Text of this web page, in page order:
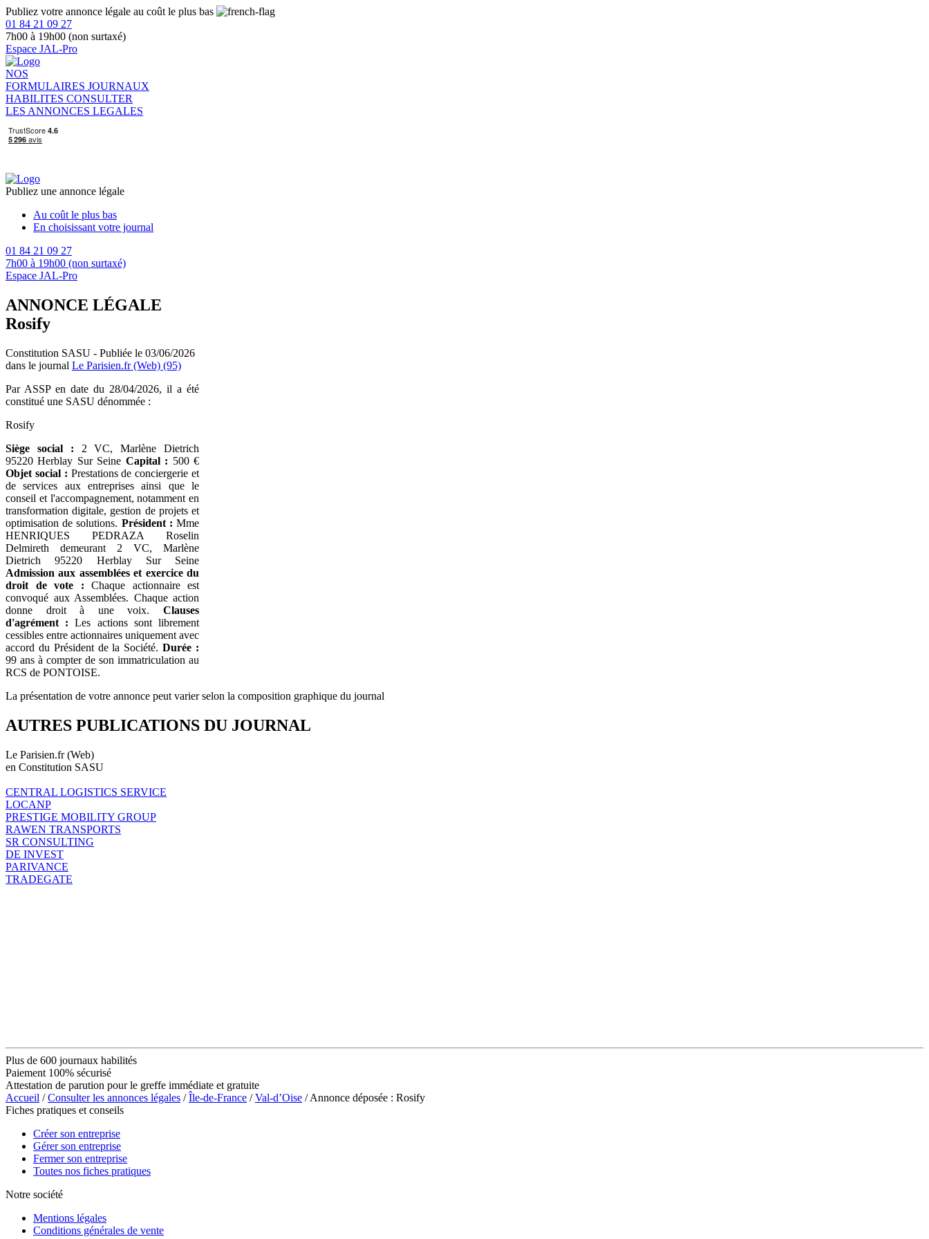
Publiez votre annonce légale au coût le plus bas
01 84 21 09 27
7h00 à 19h00 (non surtaxé)
Espace JAL-Pro
NOS
FORMULAIRES JOURNAUX
HABILITES CONSULTER
LES ANNONCES LEGALES
Publiez une annonce légale
Au coût le plus bas
En choisissant votre journal
01 84 21 09 27
7h00 à 19h00 (non surtaxé)
Espace JAL-Pro
ANNONCE LÉGALE
Rosify
Constitution SASU - Publiée le 03/06/2026
dans le journal Le Parisien.fr (Web) (95)
Par ASSP en date du 28/04/2026, il a été
constitué une SASU dénommée :
Rosify
Siège social : 2 VC, Marlène Dietrich
95220 Herblay Sur Seine Capital : 500 €
Objet social : Prestations de conciergerie et
de services aux entreprises ainsi que le
conseil et l'accompagnement, notamment en
transformation digitale, gestion de projets et
optimisation de solutions. Président : Mme
HENRIQUES PEDRAZA Roselin
Delmireth demeurant 2 VC, Marlène
Dietrich 95220 Herblay Sur Seine
Admission aux assemblées et exercice du
droit de vote : Chaque actionnaire est
convoqué aux Assemblées. Chaque action
donne droit à une voix. Clauses
d'agrément : Les actions sont librement
cessibles entre actionnaires uniquement avec
accord du Président de la Société.Durée :
99 ans à compter de son immatriculation au
RCS de PONTOISE.
La présentation de votre annonce peut varier selon la composition graphique du journal
AUTRES PUBLICATIONS DU JOURNAL
Le Parisien.fr (Web)
en Constitution SASU
CENTRAL LOGISTICS SERVICE
LOCANP
PRESTIGE MOBILITY GROUP
RAWEN TRANSPORTS
SR CONSULTING
DE INVEST
PARIVANCE
TRADEGATE
Plus de 600 journaux habilités
Paiement 100% sécurisé
Attestation de parution pour le greffe immédiate et gratuite
Accueil /Consulter les annonces légales /Île-de-France /Val-d’Oise / Annonce déposée : Rosify
Fiches pratiques et conseils
Créer son entreprise
Gérer son entreprise
Fermer son entreprise
Toutes nos fiches pratiques
Notre société
Mentions légales
Conditions générales de vente